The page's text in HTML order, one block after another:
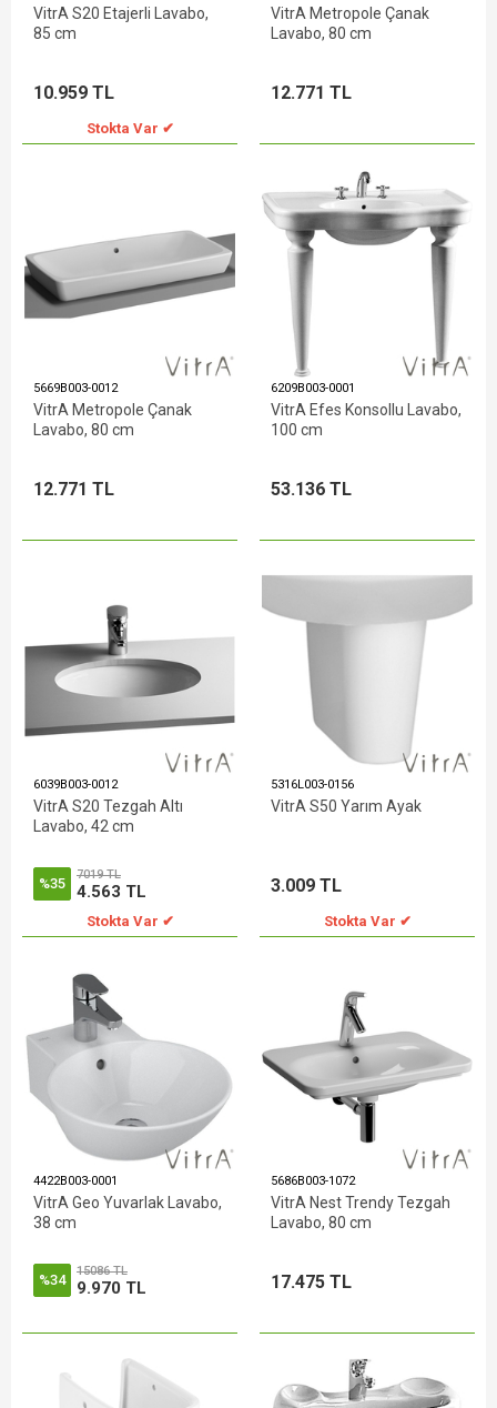
VitrA S20 Etajerli Lavabo,
85 cm
10.959 TL
Stokta Var ✔
VitrA Metropole Çanak
Lavabo, 80 cm
12.771 TL
5669B003-0012
VitrA Metropole Çanak
Lavabo, 80 cm
12.771 TL
6209B003-0001
VitrA Efes Konsollu Lavabo,
100 cm
53.136 TL
6039B003-0012
VitrA S20 Tezgah Altı
Lavabo, 42 cm
%35
7019 TL
4.563 TL
Stokta Var ✔
5316L003-0156
VitrA S50 Yarım Ayak
3.009 TL
Stokta Var ✔
4422B003-0001
VitrA Geo Yuvarlak Lavabo,
38 cm
%34
15086 TL
9.970 TL
5686B003-1072
VitrA Nest Trendy Tezgah
Lavabo, 80 cm
17.475 TL